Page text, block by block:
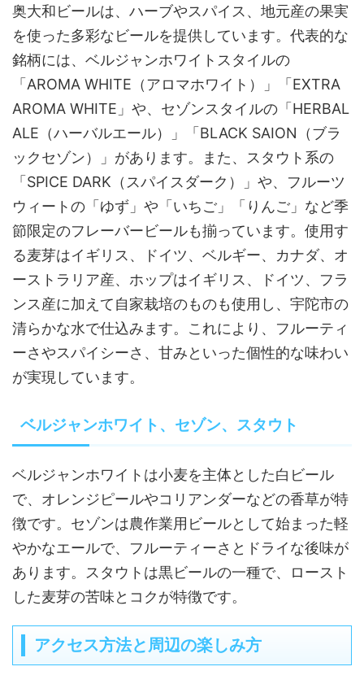
奥大和ビールは、ハーブやスパイス、地元産の果実
を使った多彩なビールを提供しています。代表的な
銘柄には、ベルジャンホワイトスタイルの
「AROMA WHITE（アロマホワイト）」「EXTRA
AROMA WHITE」や、セゾンスタイルの「HERBAL
ALE（ハーバルエール）」「BLACK SAION（ブラ
ックセゾン）」があります。また、スタウト系の
「SPICE DARK（スパイスダーク）」や、フルーツ
ウィートの「ゆず」や「いちご」「りんご」など季
節限定のフレーバービールも揃っています。使用す
る麦芽はイギリス、ドイツ、ベルギー、カナダ、オ
ーストラリア産、ホップはイギリス、ドイツ、フラ
ンス産に加えて自家栽培のものも使用し、宇陀市の
清らかな水で仕込みます。これにより、フルーティ
ーさやスパイシーさ、甘みといった個性的な味わい
が実現しています。
ベルジャンホワイト、セゾン、スタウト
ベルジャンホワイトは小麦を主体とした白ビール
で、オレンジピールやコリアンダーなどの香草が特
徴です。セゾンは農作業用ビールとして始まった軽
やかなエールで、フルーティーさとドライな後味が
あります。スタウトは黒ビールの一種で、ロースト
した麦芽の苦味とコクが特徴です。
アクセス方法と周辺の楽しみ方